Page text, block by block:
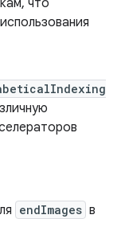
что
endImages в